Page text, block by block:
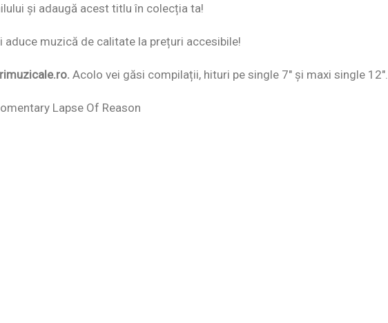
și adaugă acest titlu în colecția ta!
aduce muzică de calitate la prețuri accesibile!
Acolo vei găsi compilații, hituri pe single 7″ și maxi single 12″.
Lapse Of Reason